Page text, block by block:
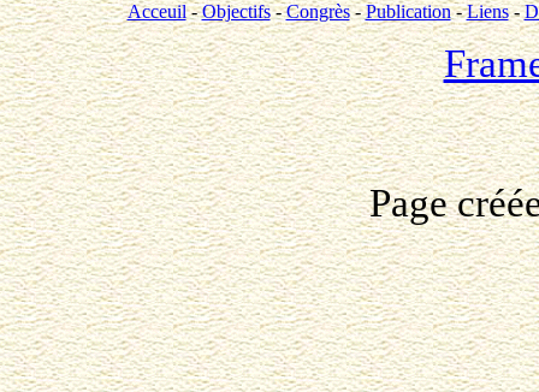
Acceuil-Objectifs-Congrès-Publication-Liens-
Page